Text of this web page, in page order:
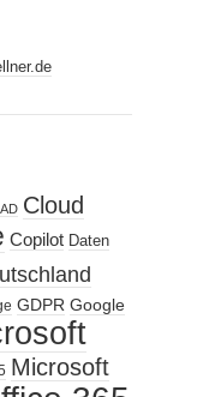
Cloud
Copilot Daten
GDPR Google
Microsoft